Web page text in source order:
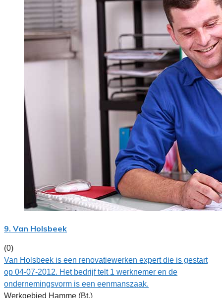
9. Van Holsbeek
(0)
Van Holsbeek is een renovatiewerken expert die is gestart
op 04-07-2012. Het bedrijf telt 1 werknemer en de
ondernemingsvorm is een eenmanszaak.
Werkgebied Hamme (Bt.)